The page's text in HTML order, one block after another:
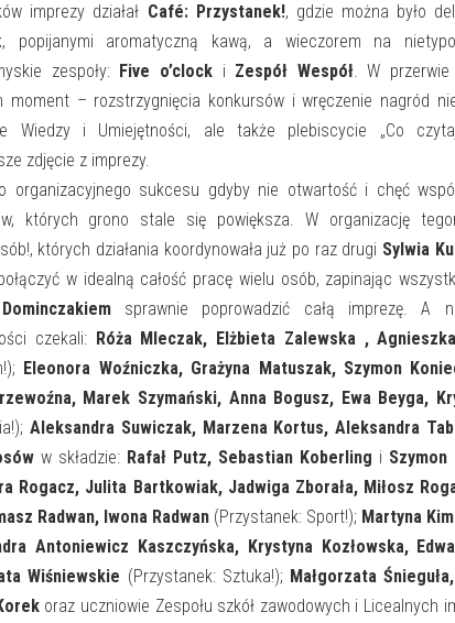
imprezy działał Café: Przystanek!, gdzie można było
popijanymi aromatyczną kawą, a wieczorem na
zespoły: Five o’clocki Zespół Wespół. W przerwie
moment – rozstrzygnięcia konkursów i wręczenie nagród
Wiedzy i Umiejętności, ale także plebiscycie „Co
zdjęcie z imprezy.
organizacyjnego sukcesu gdyby nie otwartość i chęć
których grono stale się powiększa. W organizację
których działania koordynowała już po raz drugi Sylwia
w idealną całość pracę wielu osób, zapinając
sprawnie poprowadzić całą imprezę. A
czekali: Róża Mleczak, Elżbieta Zalewska ,
Eleonora Woźniczka, Grażyna Matuszak, Szymon
Marek Szymański, Anna Bogusz, Ewa Beyga,
Aleksandra Suwiczak, Marzena Kortus, Aleksandra
w składzie: Rafał Putz, Sebastian Koberling i Szymon
Rogacz, Julita Bartkowiak, Jadwiga Zborała, Miłosz
Radwan, Iwona Radwan (Przystanek: Sport!); Martyna
Antoniewicz Kaszczyńska, Krystyna Kozłowska,
Wiśniewskie (Przystanek: Sztuka!); Małgorzata
oraz uczniowie Zespołu szkół zawodowych i Licealnych